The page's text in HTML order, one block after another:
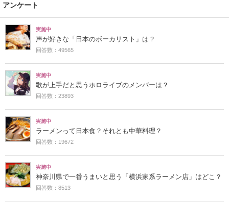
アンケート
実施中
声が好きな「日本のボーカリスト」は？
回答数：49565
実施中
歌が上手だと思うホロライブのメンバーは？
回答数：23893
実施中
ラーメンって日本食？それとも中華料理？
回答数：19672
実施中
神奈川県で一番うまいと思う「横浜家系ラーメン店」はどこ？
回答数：8513